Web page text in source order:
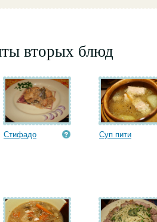
вторых блюд
Стифадо Суп пити